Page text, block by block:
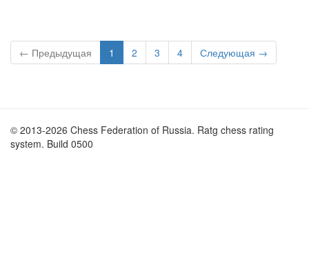
← Предыдущая 1 2 3 4 Следующая →
© 2013-2026 Chess Federation of Russia. Ratg chess rating
system. Build 0500